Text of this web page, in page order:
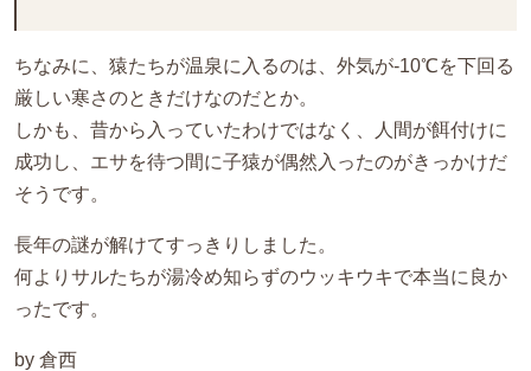
ちなみに、猿たちが温泉に入るのは、外気が-10℃を下回る
厳しい寒さのときだけなのだとか。
しかも、昔から入っていたわけではなく、人間が餌付けに
成功し、エサを待つ間に子猿が偶然入ったのがきっかけだ
そうです。
長年の謎が解けてすっきりしました。
何よりサルたちが湯冷め知らずのウッキウキで本当に良か
ったです。
by 倉西